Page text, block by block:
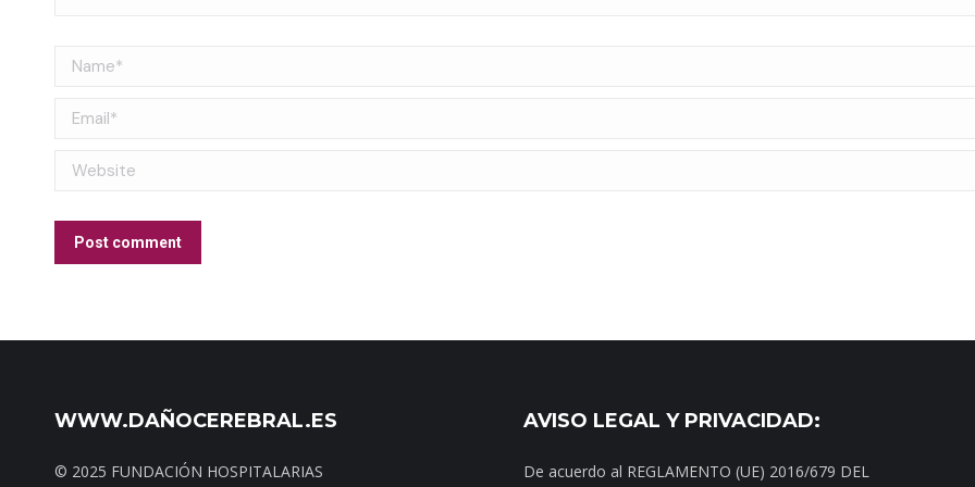
Name *
Email *
Website
Post comment
WWW.DAÑOCEREBRAL.ES
© 2025 FUNDACIÓN HOSPITALARIAS
AVISO LEGAL Y PRIVACIDAD:
De acuerdo al REGLAMENTO (UE) 2016/679 DEL